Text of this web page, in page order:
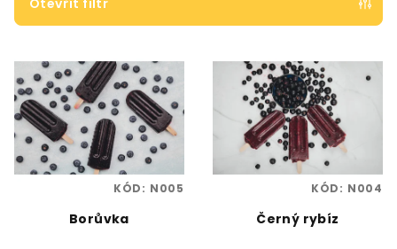
r
d
u
k
ů
Otevřít filtr
ý
p
s
p
Borůvka
KÓD: N005
Černý rybíz
KÓD: N004